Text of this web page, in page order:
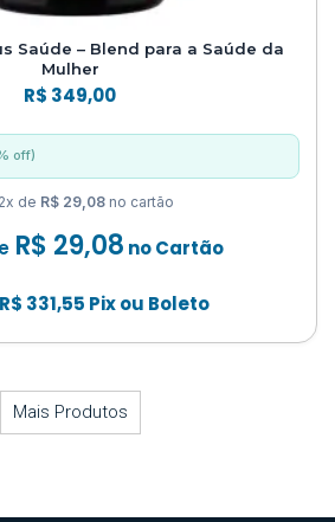
Saúde – Blend para a Saúde da
Mulher
R$ 349,00
off)
de R$ 29,08no cartão
R$ 29,08 no Cartão
R$ 331,55 Pix ou Boleto
Mais Produtos